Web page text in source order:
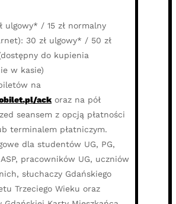
ulgowy* / 15 zł normalny
30 zł ulgowy* / 50 zł
do kupienia
w kasie)
na
ackoraz na pół
seansem z opcją płatności
terminalem płatniczym.
dla studentów UG, PG,
pracowników UG, uczniów
słuchaczy Gdańskiego
Trzeciego Wieku oraz